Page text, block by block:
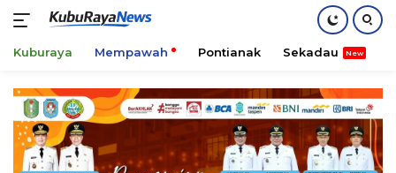
content
Kuburaya Mempawah Pontianak Sekadau